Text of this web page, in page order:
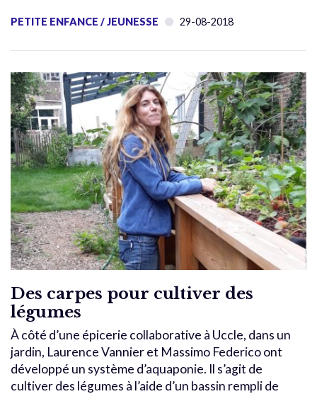
PETITE ENFANCE / JEUNESSE 29-08-2018
Des carpes pour cultiver des
légumes
À côté d’une épicerie collaborative à Uccle, dans un
jardin, Laurence Vannier et Massimo Federico ont
développé un système d’aquaponie. Il s’agit de
cultiver des légumes à l’aide d’un bassin rempli de